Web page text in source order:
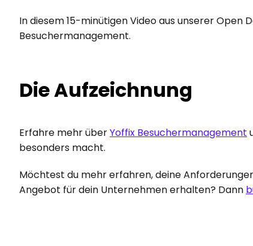
In diesem 15-minütigen Video aus unserer Open
Besuchermanagement.
Die Aufzeichnung
Erfahre mehr über Yoffix Besuchermanagement
besonders macht.
Möchtest du mehr erfahren, deine
Angebot für dein Unternehmen erhalten? Dann